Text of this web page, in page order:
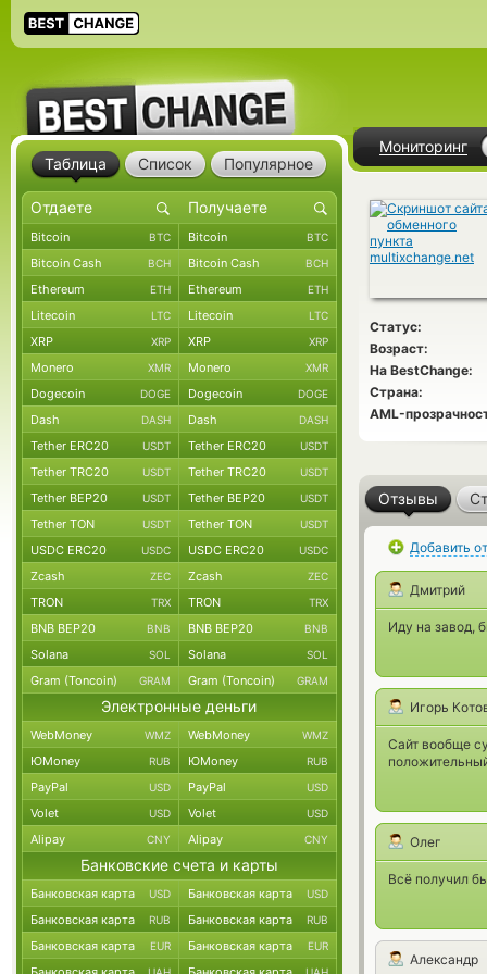
Мониторинг
Статус:
Возраст:
На BestChange:
Страна:
AML-
Отзывы
Добавить
Дмитрий
Иду на завод,
Игорь
Сайт вообще
Олег
Всё получил
Александр
Таблица Список Популярное
Bitcoin BTC Bitcoin BTC
Bitcoin Cash BCH Bitcoin Cash BCH
Ethereum ETH Ethereum ETH
Litecoin LTC Litecoin LTC
XRP XRP XRP XRP
Monero XMR Monero XMR
Dogecoin DOGE Dogecoin DOGE
Dash DASH Dash DASH
Tether ERC20 USDT Tether ERC20 USDT
Tether TRC20 USDT Tether TRC20 USDT
Tether BEP20 USDT Tether BEP20 USDT
Tether TON USDT Tether TON USDT
USDC ERC20 USDC USDC ERC20 USDC
Zcash ZEC Zcash ZEC
TRON TRX TRON TRX
BNB BEP20 BNB BNB BEP20 BNB
Solana SOL Solana SOL
Gram (Toncoin) GRAM Gram (Toncoin) GRAM
Электронные деньги
WebMoney WMZ WebMoney WMZ
ЮMoney RUB ЮMoney RUB
PayPal USD PayPal USD
Volet USD Volet USD
Alipay CNY Alipay CNY
Банковские счета и карты
Банковская карта USD Банковская карта USD
Банковская карта RUB Банковская карта RUB
Банковская карта EUR Банковская карта EUR